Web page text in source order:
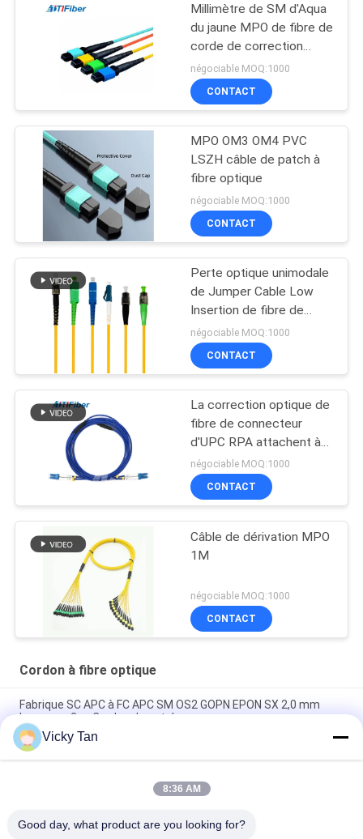
Millimètre de SM d'Aqua
du jaune MPO de fibre de
corde de correction
optique, pullover vert-
bleu de fibre de SM de
millimètre
négociable MOQ:1000
CONTACT
MPO OM3 OM4 PVC
LSZH câble de patch à
fibre optique
négociable MOQ:1000
CONTACT
Perte optique unimodale
de Jumper Cable Low
Insertion de fibre de
duplex de FTTH
négociable MOQ:1000
CONTACT
La correction optique de
fibre de connecteur
d'UPC RPA attachent à
plusieurs modes de
fonctionnement
unimodal blindé
négociable MOQ:1000
CONTACT
Câble de dérivation MPO
1M
négociable MOQ:1000
CONTACT
Cordon à fibre optique
Fabrique SC APC à FC APC SM OS2 GOPN EPON SX 2,0 mm
Longueur 2 m Cordon de patch
Sc RPA au pullover recto de corde de Sc RPA Aqua Jacket
Fiber Optic Patch G652d/G657a
La correction de fibre de mode unitaire de FTTH FTTA FTTX
Vicky Tan
8:36 AM
Good day, what product are you looking for?